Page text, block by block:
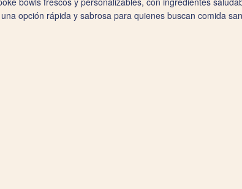
opción rápida y sabrosa para quienes buscan comida